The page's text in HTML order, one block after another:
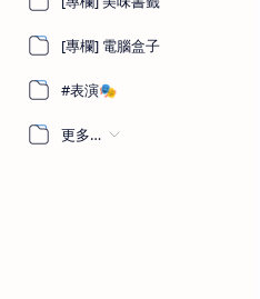
[專欄] 電腦盒子
#表演🎭
更多…